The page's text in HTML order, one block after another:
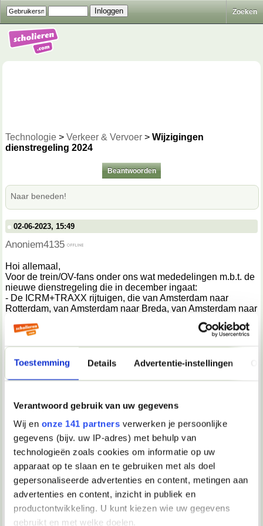
Toestemming Details Advertentie-instellingen
Verantwoord gebruik van uw gegevens
Wij en onze 141 partners verwerken je persoonlijke
gegevens (bijv. uw IP-adres) met behulp van
technologieën zoals cookies om informatie op uw
apparaat op te slaan en te gebruiken met als doel
gepersonaliseerde advertenties en content, metingen aan
advertenties en content, inzicht in publiek en
productontwikkeling. U kunt kiezen wie uw gegevens
gebruikt en met welke doelen.
Zoeken
Technologie > Verkeer & Vervoer > Wijzigingen
dienstregeling 2024
Beantwoorden
Naar beneden!
02-06-2023, 15:49
Anoniem4135
Hoi allemaal,
Voor de trein/OV-fans onder ons wat mededelingen m.b.t. de
nieuwe dienstregeling die in december ingaat:
- De ICRM+TRAXX rijtuigen, die van Amsterdam naar
Rotterdam, van Amsterdam naar Breda, van Amsterdam naar
december helaas na 40 jaar uit dienst. Dit materieel wordt
vervangen door ICNG die in april al enkele testritten reed
over de HSL (Hogesnelheidslijn)
- De oude 1700-locs van NS, die vooral op de IC Berlijn
rijden, gaan in december ook uit dienst. De 1700-locs
hebben voordat ze op de IC Berlijn reden vooral veel
vervangen door de Vectron-locomotieven van fabrikant
- De concessie IJsselmond, die nu nog onderdeel is van
Connexxion, word vanaf december toegevoegd aan de
concessie IJssel-Vecht. Ook de concessie Twente gaat
vanaf december bij IJssel-Vecht horen. Hiermee word de
concessie IJssel-Vecht een van de grootste concessies in
Nederland.
Dit zijn de belangrijkste wijzigingen in de nieuwe
dienstregeling.
Mochten er ontwikkelingen zijn dan meld ik die hier graag!
Hopelijk hebben jullie wat aan deze informatie!